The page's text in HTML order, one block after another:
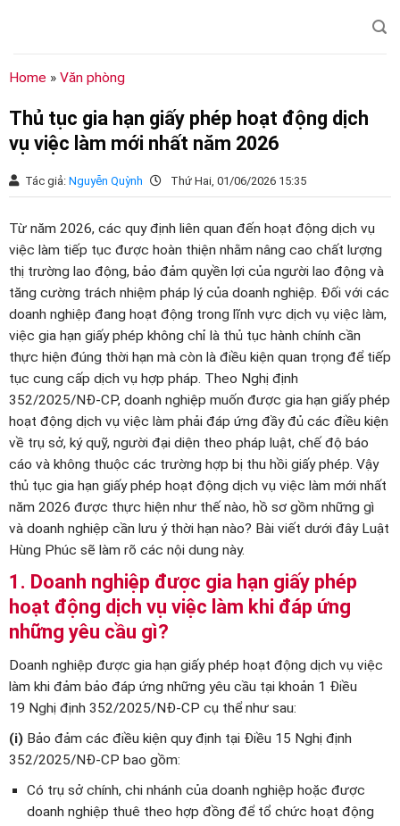
dung
Home » Văn phòng
Thủ tục gia hạn giấy phép hoạt động dịch
vụ việc làm mới nhất năm 2026
Tác giả: Nguyễn Quỳnh Thứ Hai, 01/06/2026 15:35
Từ năm 2026, các quy định liên quan đến hoạt động dịch vụ
việc làm tiếp tục được hoàn thiện nhằm nâng cao chất lượng
thị trường lao động, bảo đảm quyền lợi của người lao động và
tăng cường trách nhiệm pháp lý của doanh nghiệp. Đối với các
doanh nghiệp đang hoạt động trong lĩnh vực dịch vụ việc làm,
việc gia hạn giấy phép không chỉ là thủ tục hành chính cần
thực hiện đúng thời hạn mà còn là điều kiện quan trọng để tiếp
tục cung cấp dịch vụ hợp pháp. Theo Nghị định
352/2025/NĐ-CP, doanh nghiệp muốn được gia hạn giấy phép
hoạt động dịch vụ việc làm phải đáp ứng đầy đủ các điều kiện
về trụ sở, ký quỹ, người đại diện theo pháp luật, chế độ báo
cáo và không thuộc các trường hợp bị thu hồi giấy phép. Vậy
thủ tục gia hạn giấy phép hoạt động dịch vụ việc làm mới nhất
năm 2026 được thực hiện như thế nào, hồ sơ gồm những gì
và doanh nghiệp cần lưu ý thời hạn nào? Bài viết dưới đây Luật
Hùng Phúc sẽ làm rõ các nội dung này.
1. Doanh nghiệp được gia hạn giấy phép
hoạt động dịch vụ việc làm khi đáp ứng
những yêu cầu gì?
Doanh nghiệp được gia hạn giấy phép hoạt động dịch vụ việc
làm khi đảm bảo đáp ứng những yêu cầu tại khoản 1 Điều
19 Nghị định 352/2025/NĐ-CP cụ thể như sau:
(i) Bảo đảm các điều kiện quy định tại Điều 15 Nghị định
352/2025/NĐ-CP bao gồm:
Có trụ sở chính, chi nhánh của doanh nghiệp hoặc được
doanh nghiệp thuê theo hợp đồng để tổ chức hoạt động